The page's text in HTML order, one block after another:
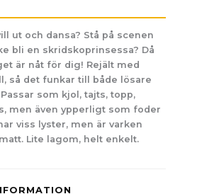
ut och dansa? Stå på scenen
bli en skridskoprinsessa? Då
är nåt för dig! Rejält med
så det funkar till både lösare
som kjol, tajts, topp,
men även ypperligt som foder
viss lyster, men är varken
Lite lagom, helt enkelt.